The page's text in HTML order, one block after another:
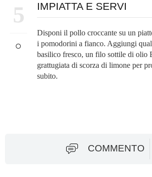
5 IMPIATTA E SERVI
Disponi il pollo croccante su un
i pomodorini a fianco. Aggiungi
basilico fresco, un filo sottile di olio
grattugiata di scorza di limone per
subito.
COMMENTO